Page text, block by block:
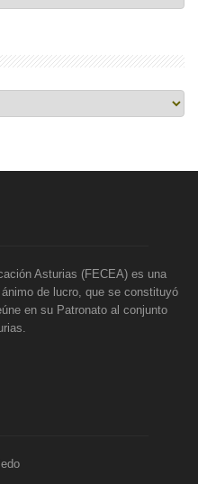
Asturias (FECEA) es una
de lucro, que se constituyó
en su Patronato al conjunto